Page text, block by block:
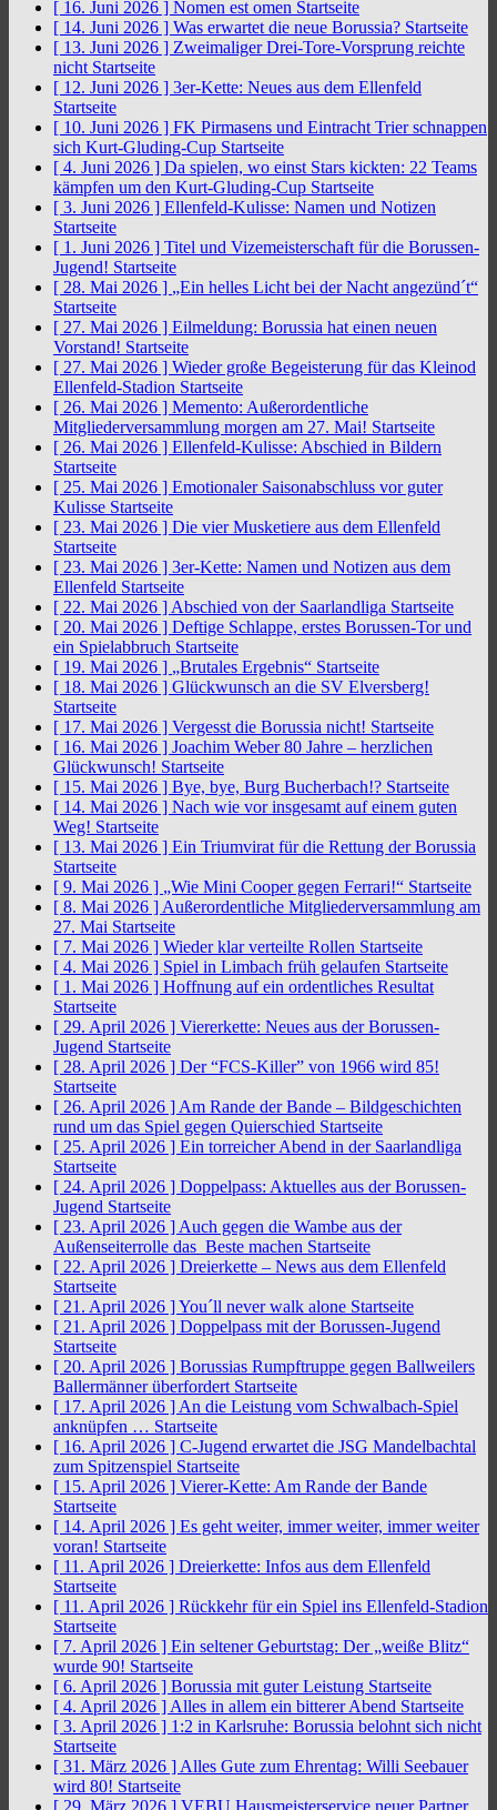
[ 16. Juni 2026 ] Nomen est omen Startseite
[ 14. Juni 2026 ] Was erwartet die neue Borussia? Startseite
[ 13. Juni 2026 ] Zweimaliger Drei-Tore-Vorsprung reichte
nicht Startseite
[ 12. Juni 2026 ] 3er-Kette: Neues aus dem Ellenfeld
Startseite
[ 10. Juni 2026 ] FK Pirmasens und Eintracht Trier schnappen
sich Kurt-Gluding-Cup Startseite
[ 4. Juni 2026 ] Da spielen, wo einst Stars kickten: 22 Teams
kämpfen um den Kurt-Gluding-Cup Startseite
[ 3. Juni 2026 ] Ellenfeld-Kulisse: Namen und Notizen
Startseite
[ 1. Juni 2026 ] Titel und Vizemeisterschaft für die Borussen-
Jugend! Startseite
[ 28. Mai 2026 ] „Ein helles Licht bei der Nacht angezünd´t“
Startseite
[ 27. Mai 2026 ] Eilmeldung: Borussia hat einen neuen
Vorstand! Startseite
[ 27. Mai 2026 ] Wieder große Begeisterung für das Kleinod
Ellenfeld-Stadion Startseite
[ 26. Mai 2026 ] Memento: Außerordentliche
Mitgliederversammlung morgen am 27. Mai! Startseite
[ 26. Mai 2026 ] Ellenfeld-Kulisse: Abschied in Bildern
Startseite
[ 25. Mai 2026 ] Emotionaler Saisonabschluss vor guter
Kulisse Startseite
[ 23. Mai 2026 ] Die vier Musketiere aus dem Ellenfeld
Startseite
[ 23. Mai 2026 ] 3er-Kette: Namen und Notizen aus dem
Ellenfeld Startseite
[ 22. Mai 2026 ] Abschied von der Saarlandliga Startseite
[ 20. Mai 2026 ] Deftige Schlappe, erstes Borussen-Tor und
ein Spielabbruch Startseite
[ 19. Mai 2026 ] „Brutales Ergebnis“ Startseite
[ 18. Mai 2026 ] Glückwunsch an die SV Elversberg!
Startseite
[ 17. Mai 2026 ] Vergesst die Borussia nicht! Startseite
[ 16. Mai 2026 ] Joachim Weber 80 Jahre – herzlichen
Glückwunsch! Startseite
[ 15. Mai 2026 ] Bye, bye, Burg Bucherbach!? Startseite
[ 14. Mai 2026 ] Nach wie vor insgesamt auf einem guten
Weg! Startseite
[ 13. Mai 2026 ] Ein Triumvirat für die Rettung der Borussia
Startseite
[ 9. Mai 2026 ] „Wie Mini Cooper gegen Ferrari!“ Startseite
[ 8. Mai 2026 ] Außerordentliche Mitgliederversammlung am
27. Mai Startseite
[ 7. Mai 2026 ] Wieder klar verteilte Rollen Startseite
[ 4. Mai 2026 ] Spiel in Limbach früh gelaufen Startseite
[ 1. Mai 2026 ] Hoffnung auf ein ordentliches Resultat
Startseite
[ 29. April 2026 ] Viererkette: Neues aus der Borussen-
Jugend Startseite
[ 28. April 2026 ] Der “FCS-Killer” von 1966 wird 85!
Startseite
[ 26. April 2026 ] Am Rande der Bande – Bildgeschichten
rund um das Spiel gegen Quierschied Startseite
[ 25. April 2026 ] Ein torreicher Abend in der Saarlandliga
Startseite
[ 24. April 2026 ] Doppelpass: Aktuelles aus der Borussen-
Jugend Startseite
[ 23. April 2026 ] Auch gegen die Wambe aus der
Außenseiterrolle das Beste machen Startseite
[ 22. April 2026 ] Dreierkette – News aus dem Ellenfeld
Startseite
[ 21. April 2026 ]You´ll never walk alone Startseite
[ 21. April 2026 ] Doppelpass mit der Borussen-Jugend
Startseite
[ 20. April 2026 ] Borussias Rumpftruppe gegen Ballweilers
Ballermänner überfordert Startseite
[ 17. April 2026 ] An die Leistung vom Schwalbach-Spiel
anknüpfen … Startseite
[ 16. April 2026 ] C-Jugend erwartet die JSG Mandelbachtal
zum Spitzenspiel Startseite
[ 15. April 2026 ] Vierer-Kette: Am Rande der Bande
Startseite
[ 14. April 2026 ] Es geht weiter, immer weiter, immer weiter
voran! Startseite
[ 11. April 2026 ] Dreierkette: Infos aus dem Ellenfeld
Startseite
[ 11. April 2026 ] Rückkehr für ein Spiel ins Ellenfeld-Stadion
Startseite
[ 7. April 2026 ] Ein seltener Geburtstag: Der „weiße Blitz“
wurde 90! Startseite
[ 6. April 2026 ] Borussia mit guter Leistung Startseite
[ 4. April 2026 ] Alles in allem ein bitterer Abend Startseite
[ 3. April 2026 ] 1:2 in Karlsruhe: Borussia belohnt sich nicht
Startseite
[ 31. März 2026 ] Alles Gute zum Ehrentag: Willi Seebauer
wird 80! Startseite
[ 29. März 2026 ] VEBU Hausmeisterservice neuer Partner